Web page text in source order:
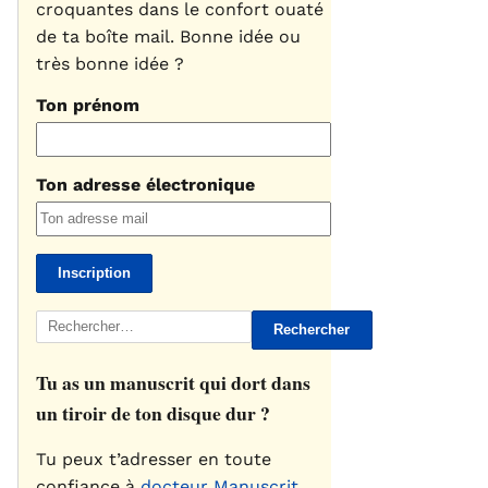
croquantes dans le confort ouaté
de ta boîte mail. Bonne idée ou
très bonne idée ?
Ton prénom
Ton adresse électronique
Rechercher :
Tu as un manuscrit qui dort dans
un tiroir de ton disque dur ?
Tu peux t’adresser en toute